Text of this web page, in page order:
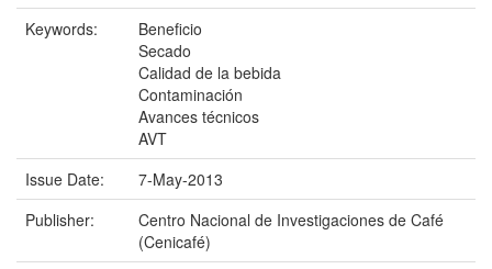
Keywords:
Beneficio
Secado
Calidad de la bebida
Contaminación
Avances técnicos
AVT
Issue Date:
7-May-2013
Publisher:
Centro Nacional de Investigaciones de Café
(Cenicafé)